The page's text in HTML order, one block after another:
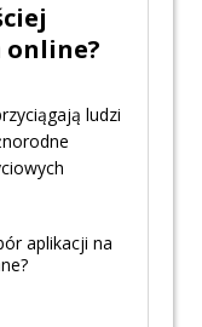
ludzi
aplikacji na